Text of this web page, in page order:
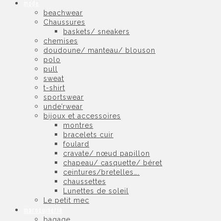
beachwear
Chaussures
baskets/ sneakers
chemises
doudoune/ manteau/ blouson
polo
pull
sweat
t-shirt
sportswear
unde’rwear
bijoux et accessoires
montres
bracelets cuir
foulard
cravate/ nœud papillon
chapeau/ casquette/ béret
ceintures/bretelles….
chaussettes
Lunettes de soleil
Le petit mec